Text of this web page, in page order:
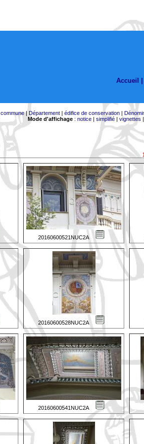
Accueil |
commune| Département| édifice de conservation|
Mode d'affichage: notice| simplifié| vignettes |
20160600521NUC2A
20160600528NUC2A
20160600541NUC2A